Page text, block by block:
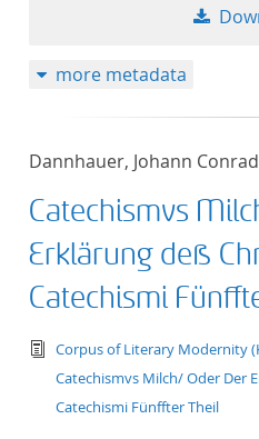
more metadata
Dannhauer, Johann Conrad
Catechismvs
Erklärung deß
Catechismi
text/
Corpus of Literary Modernity
Catechismvs Milch/ Oder Der
Catechismi Fünffter Theil